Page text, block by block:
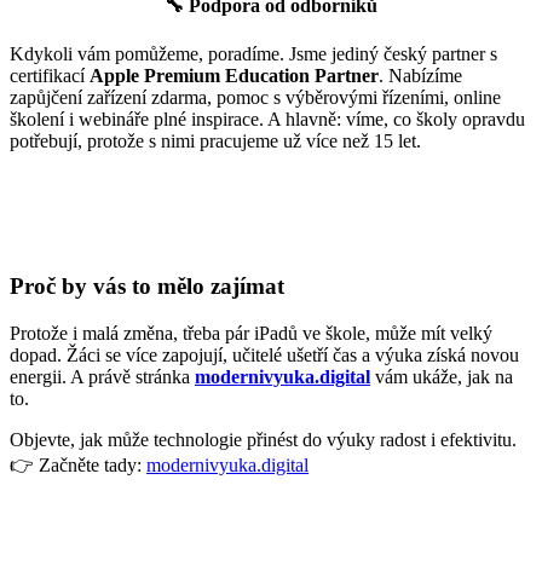
🔧 Podpora od odborníků
Kdykoli vám pomůžeme, poradíme. Jsme jediný český partner s
certifikací Apple Premium Education Partner. Nabízíme
zapůjčení zařízení zdarma, pomoc s výběrovými řízeními, online
školení i webináře plné inspirace. A hlavně: víme, co školy opravdu
potřebují, protože s nimi pracujeme už více než 15 let.
Proč by vás to mělo zajímat
Protože i malá změna, třeba pár iPadů ve škole, může mít velký
dopad. Žáci se více zapojují, učitelé ušetří čas a výuka získá novou
energii. A právě stránka modernivyuka.digital vám ukáže, jak na
to.
Objevte, jak může technologie přinést do výuky radost i efektivitu.
👉 Začněte tady: modernivyuka.digital